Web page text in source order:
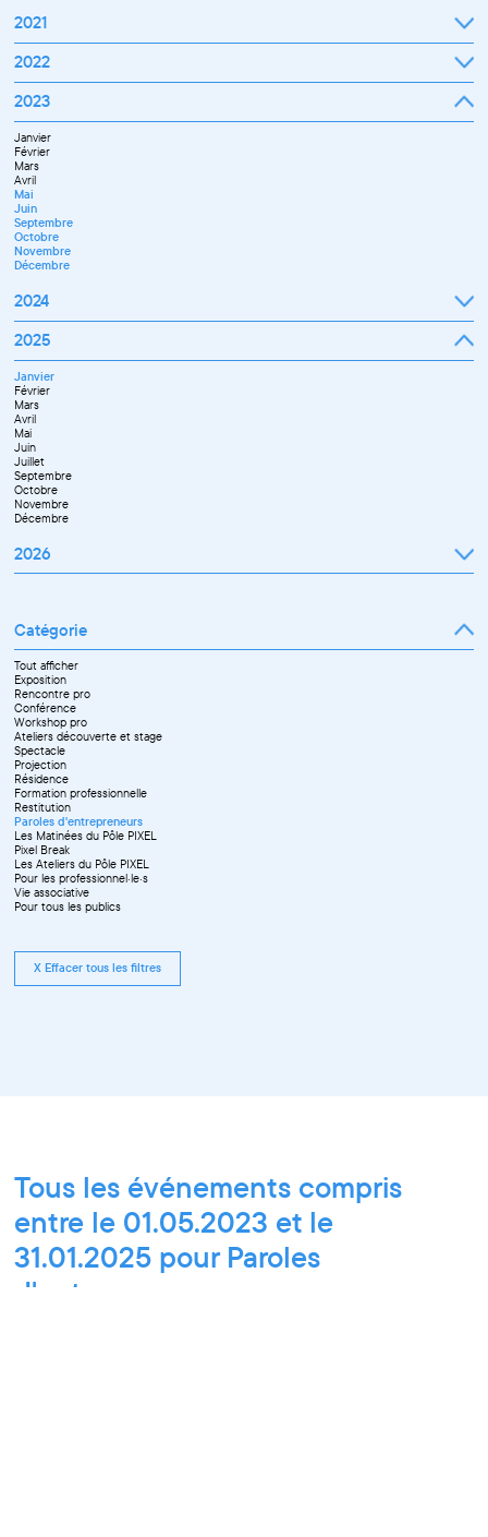
2021
Septembre
Novembre
Décembre
2022
Janvier
Mars
Avril
Mai
Juin
Juillet
Septembre
Octobre
Novembre
Décembre
2023
Janvier
Février
Mars
Avril
Mai
Juin
Septembre
Octobre
Novembre
Décembre
2024
Janvier
Mars
Avril
Mai
Juin
Juillet
Septembre
Novembre
Décembre
2025
Janvier
Février
Mars
Avril
Mai
Juin
Juillet
Septembre
Octobre
Novembre
Décembre
2026
Avril
Mai
Juin
Septembre
Octobre
Novembre
Catégorie
Tout afficher
Exposition
Rencontre pro
Conférence
Workshop pro
Ateliers découverte et stage
Spectacle
Projection
Résidence
Formation professionnelle
Restitution
Paroles d'entrepreneurs
Les Matinées du Pôle PIXEL
Pixel Break
Les Ateliers du Pôle PIXEL
Pour les professionnel·le·s
Vie associative
Pour tous les publics
X Effacer tous les filtres
Tous les événements compris
entre le 01.05.2023 et le
31.01.2025 pour Paroles
d'entrepreneurs